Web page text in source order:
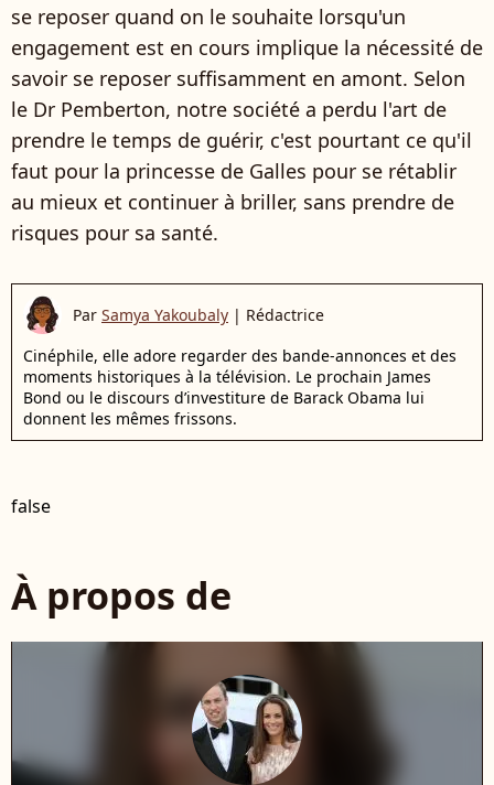
se reposer quand on le souhaite lorsqu'un
engagement est en cours implique la nécessité de
savoir se reposer suffisamment en amont. Selon
le Dr Pemberton, notre société a perdu l'art de
prendre le temps de guérir, c'est pourtant ce qu'il
faut pour la princesse de Galles pour se rétablir
au mieux et continuer à briller, sans prendre de
risques pour sa santé.
Par Samya Yakoubaly | Rédactrice
Cinéphile, elle adore regarder des bande-annonces et des
moments historiques à la télévision. Le prochain James
Bond ou le discours d’investiture de Barack Obama lui
donnent les mêmes frissons.
false
À propos de